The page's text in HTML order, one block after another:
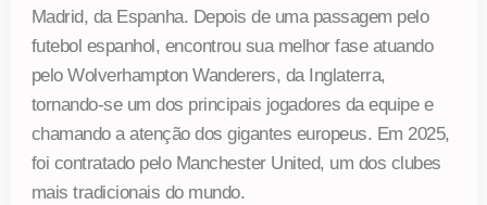
Madrid, da Espanha. Depois de uma passagem pelo
futebol espanhol, encontrou sua melhor fase atuando
pelo Wolverhampton Wanderers, da Inglaterra,
tornando-se um dos principais jogadores da equipe e
chamando a atenção dos gigantes europeus. Em 2025,
foi contratado pelo Manchester United, um dos clubes
mais tradicionais do mundo.